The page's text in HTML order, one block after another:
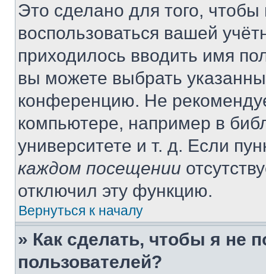
Это сделано для того, чтобы
воспользоваться вашей
приходилось вводить имя
вы можете выбрать
конференцию. Не
компьютере, например в
университете и т. д. Если
каждом посещении
отключил эту функцию.
Вернуться к началу
» Как сделать, чтобы я не
пользователей?